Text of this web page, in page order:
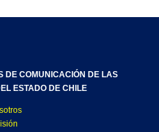
DE COMUNICACIÓN DE LAS
ESTADO DE CHILE